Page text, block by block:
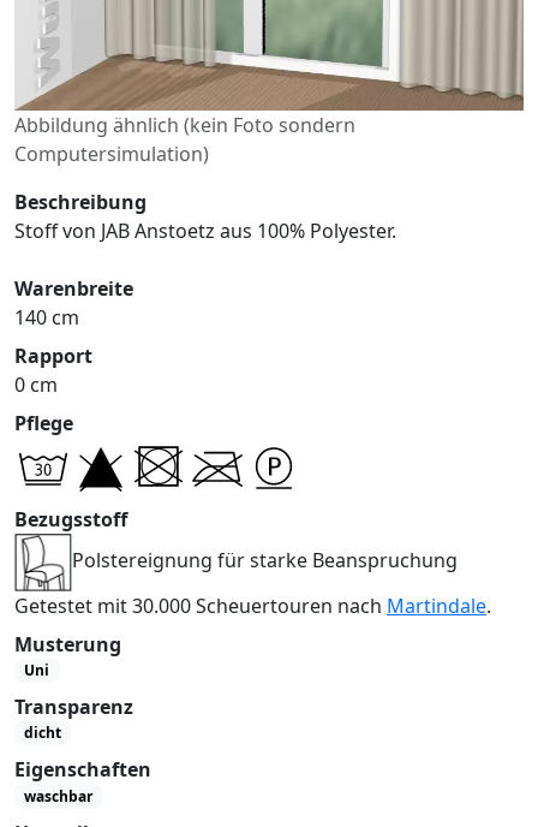
Abbildung ähnlich (kein Foto sondern
Computersimulation)
Beschreibung
Stoff von JAB Anstoetz aus 100% Polyester.
Warenbreite
140 cm
Rapport
0 cm
Pflege
Bezugsstoff
Polstereignung für starke Beanspruchung
Getestet mit 30.000 Scheuertouren nach Martindale.
Musterung
Uni
Transparenz
dicht
Eigenschaften
waschbar